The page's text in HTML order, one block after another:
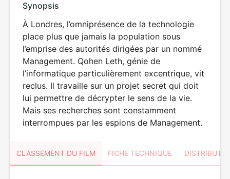
Synopsis
À Londres, l’omniprésence de la technologie
place plus que jamais la population sous
l’emprise des autorités dirigées par un nommé
Management. Qohen Leth, génie de
l’informatique particulièrement excentrique, vit
reclus. Il travaille sur un projet secret qui doit
lui permettre de décrypter le sens de la vie.
Mais ses recherches sont constamment
interrompues par les espions de Management.
CLASSEMENT DU FILM FICHE TECHNIQUE